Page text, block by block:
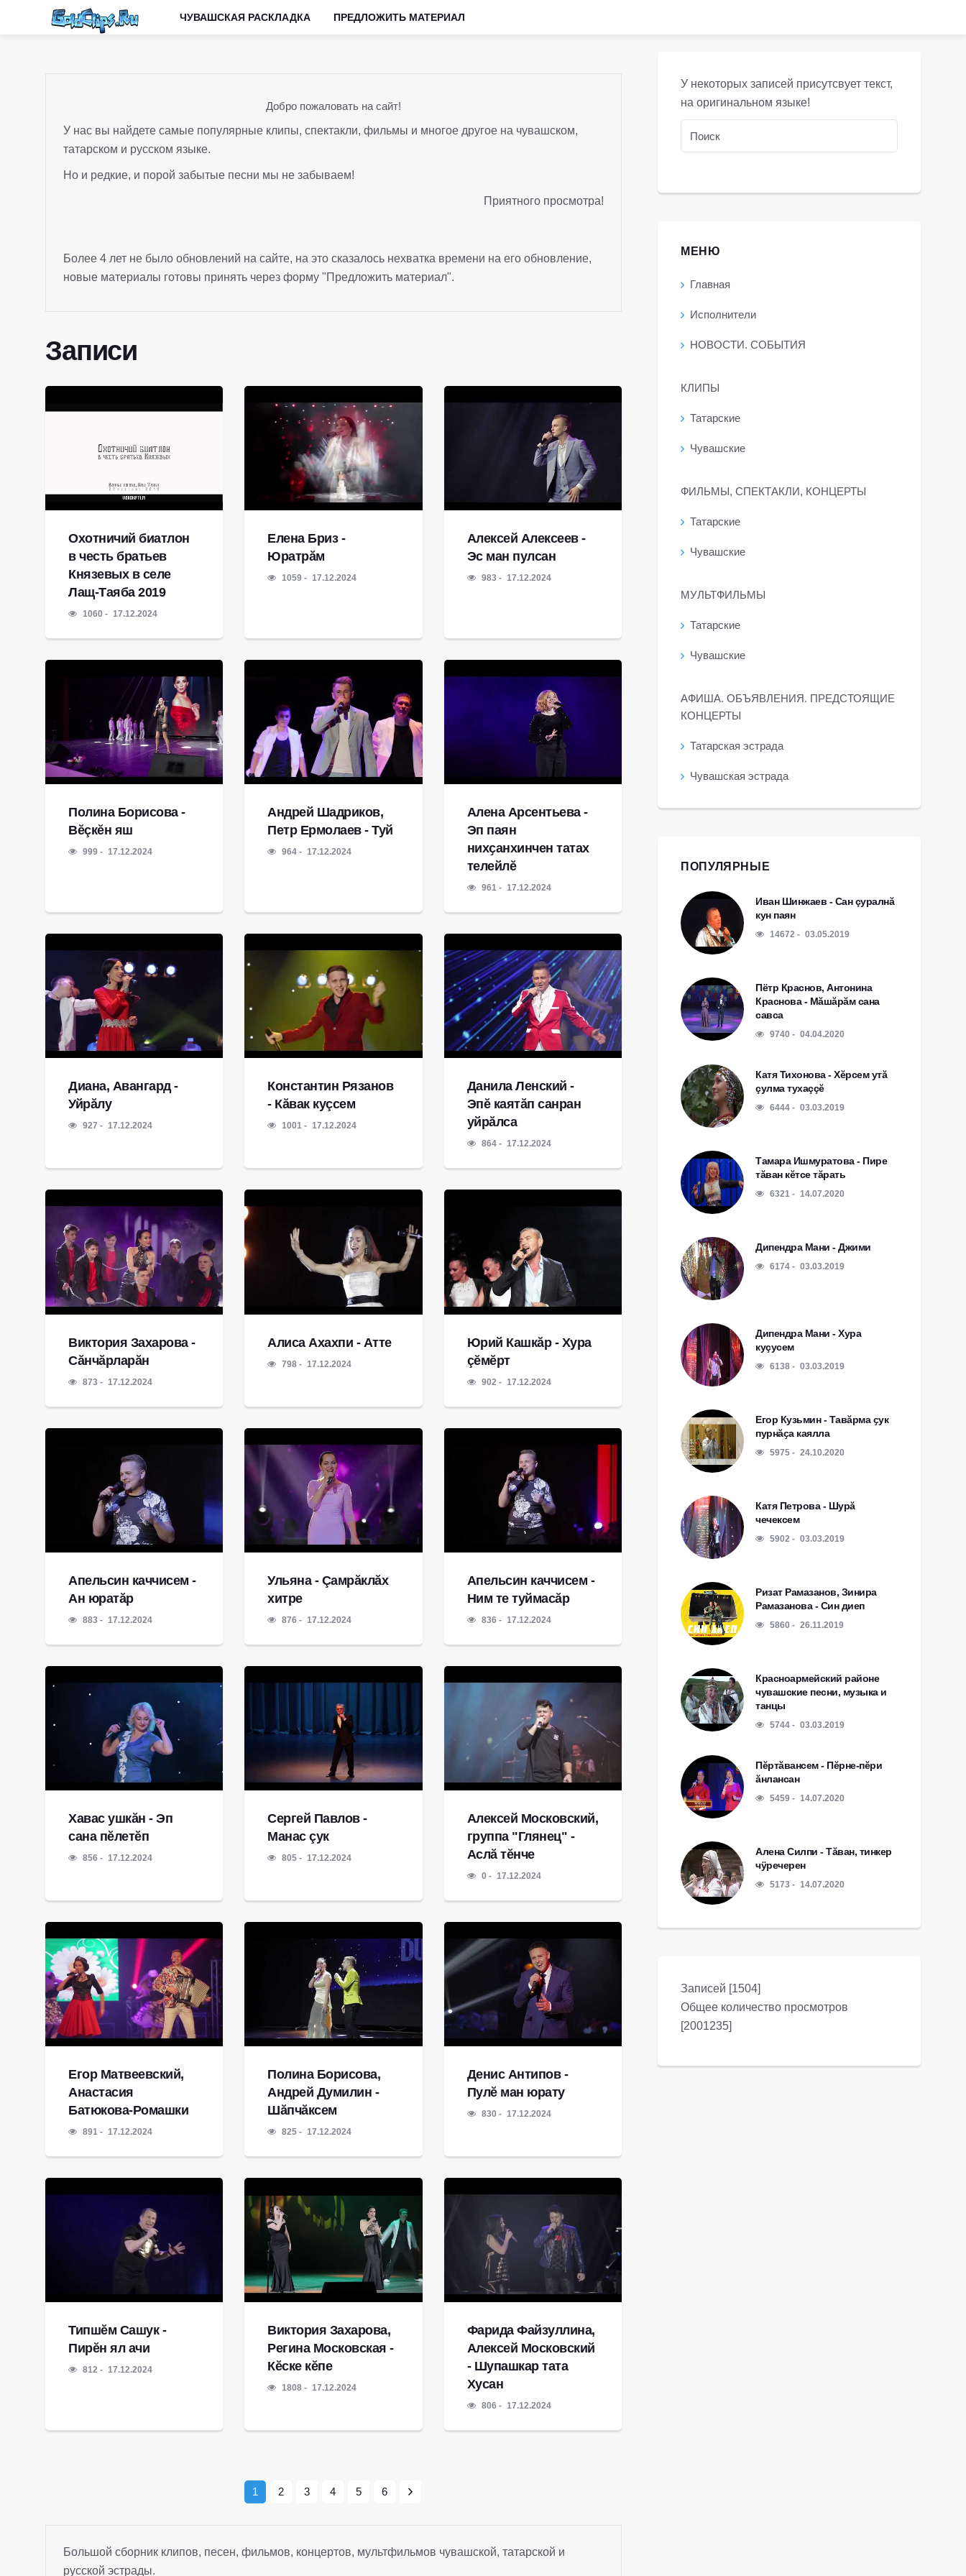
ЧУВАШСКАЯ РАСКЛАДКА ПРЕДЛОЖИТЬ МАТЕРИАЛ
Добро пожаловать на сайт!
У нас вы найдете самые популярные клипы, спектакли, фильмы и многое другое на чувашском,
татарском и русском языке.
Но и редкие, и порой забытые песни мы не забываем!
Приятного просмотра!
Более 4 лет не было обновлений на сайте, на это сказалось нехватка времени на его обновление,
новые материалы готовы принять через форму "Предложить материал".
Записи
Охотничий биатлон
в честь братьев
Князевых в селе
Лащ-Таяба 2019
1060 17.12.2024
Елена Бриз -
Юратрăм
1059 17.12.2024
Алексей Алексеев -
Эс ман пулсан
983 17.12.2024
Полина Борисова -
Вĕçкĕн яш
999 17.12.2024
Андрей Шадриков,
Петр Ермолаев - Туй
964 17.12.2024
Алена Арсентьева -
Эп паян
нихҫанхинчен татах
телейлӗ
961 17.12.2024
Диана, Авангард -
Уйрăлу
927 17.12.2024
Константин Рязанов
- Кăвак куçсем
1001 17.12.2024
Данила Ленский -
Эпĕ каятăп санран
уйрăлса
864 17.12.2024
Виктория Захарова -
Сăнчăрларăн
873 17.12.2024
Алиса Ахахпи - Атте
798 17.12.2024
Юрий Кашкӑр - Хура
çĕмĕрт
902 17.12.2024
Апельсин каччисем -
Ан юратăр
883 17.12.2024
Ульяна - Çамрăклăх
хитре
876 17.12.2024
Апельсин каччисем -
Ним те туймасăр
836 17.12.2024
Хавас ушкăн - Эп
сана пĕлетĕп
856 17.12.2024
Сергей Павлов -
Манас çук
805 17.12.2024
Алексей Московский,
группа "Глянец" -
Аслă тĕнче
0 17.12.2024
Егор Матвеевский,
Анастасия
Батюкова-Ромашки
891 17.12.2024
Полина Борисова,
Андрей Думилин -
Шăпчăксем
825 17.12.2024
Денис Антипов -
Пулĕ ман юрату
830 17.12.2024
Типшĕм Сашук -
Пирĕн ял ачи
812 17.12.2024
Виктория Захарова,
Регина Московская -
Кĕске кĕпе
1808 17.12.2024
Фарида Файзуллина,
Алексей Московский
- Шупашкар тата
Хусан
806 17.12.2024
1 2 3 4 5 6
Большой сборник клипов, песен, фильмов, концертов, мультфильмов чувашской, татарской и
русской эстрады.
У некоторых записей присутсвует текст,
на оригинальном языке!
МЕНЮ
Главная
Исполнители
НОВОСТИ. СОБЫТИЯ
КЛИПЫ
Татарские
Чувашские
ФИЛЬМЫ, СПЕКТАКЛИ, КОНЦЕРТЫ
Татарские
Чувашские
МУЛЬТФИЛЬМЫ
Татарские
Чувашские
АФИША. ОБЪЯВЛЕНИЯ. ПРЕДСТОЯЩИЕ
КОНЦЕРТЫ
Татарская эстрада
Чувашская эстрада
ПОПУЛЯРНЫЕ
Иван Шинжаев - Сан çуралнă
кун паян
14672 03.05.2019
Пётр Краснов, Антонина
Краснова - Мăшăрăм сана
савса
9740 04.04.2020
Катя Тихонова - Хĕрсем утă
çулма тухаççĕ
6444 03.03.2019
Тамара Ишмуратова - Пире
тăван кĕтсе тăрать
6321 14.07.2020
Дипендра Мани - Джими
6174 03.03.2019
Дипендра Мани - Хура
куçусем
6138 03.03.2019
Егор Кузьмин - Тавӑрма ҫук
пурнӑҫа каялла
5975 24.10.2020
Катя Петрова - Шурă
чечексем
5902 03.03.2019
Ризат Рамазанов, Зинира
Рамазанова - Син диеп
5860 26.11.2019
Красноармейский районе
чувашские песни, музыка и
танцы
5744 03.03.2019
Пĕртăвансем - Пĕрне-пĕри
ăнлансан
5459 14.07.2020
Алена Силпи - Тăван, тинкер
чÿречерен
5173 14.07.2020
Записей [1504]
Общее количество просмотров
[2001235]